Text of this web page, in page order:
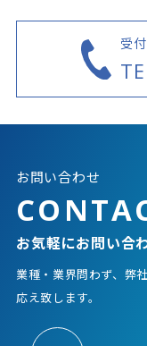
受
お問い合わせ
お気軽にお問い合
業種・業界問わず、弊
応え致します。